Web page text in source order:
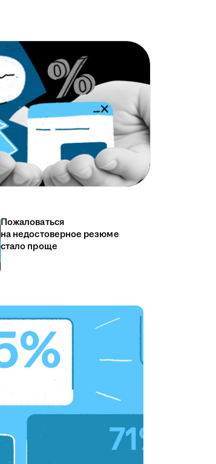
Пожаловаться
на недостоверное резюме
стало проще